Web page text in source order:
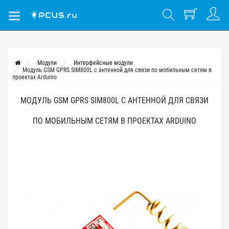
Модули
Интерфейсные модули
Модуль GSM GPRS SIM800L с антенной для связи по мобильным сетям в
проектах Arduino
МОДУЛЬ GSM GPRS SIM800L С АНТЕННОЙ ДЛЯ СВЯЗИ
ПО МОБИЛЬНЫМ СЕТЯМ В ПРОЕКТАХ ARDUINO